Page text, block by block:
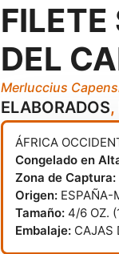
FILETE
DEL
Merluccius
ELABORADOS,
ÁFRICA
Congelado en
Zona de Captura:
Origen: ESPAÑA-
Tamaño: 4/6 OZ.
Embalaje: CAJAS